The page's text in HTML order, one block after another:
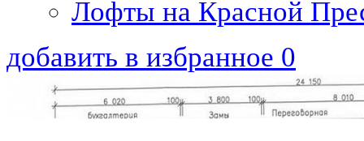
Лофты на Красной
добавить в избранное 0